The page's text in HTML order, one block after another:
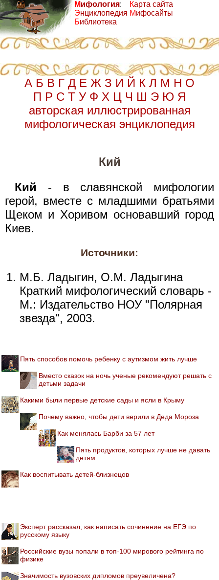
Мифология:
Энциклопедия
Библиотека
Карта сайта
Мифосайты
А Б В Г Д Е Ж З И Й К Л М Н О
П Р С Т У Ф Х Ц Ч Ш Э Ю Я
авторская иллюстрированная
мифологическая энциклопедия
Кий
Кий - в славянской мифологии
герой, вместе с младшими братьями
Щеком и Хоривом основавший город
Киев.
Источники:
М.Б. Ладыгин, О.М. Ладыгина
Краткий мифологический словарь -
М.: Издательство НОУ "Полярная
звезда", 2003.
Пять способов помочь ребенку с аутизмом жить лучше
Вместо сказок на ночь ученые рекомендуют решать с
детьми задачи
Какими были первые детские сады и ясли в Крыму
Почему важно, чтобы дети верили в Деда Мороза
Как менялась Барби за 57 лет
Пять продуктов, которых лучше не давать
детям
Как воспитывать детей-близнецов
Эксперт рассказал, как написать сочинение на ЕГЭ по
русскому языку
Российские вузы попали в топ-100 мирового рейтинга по
физике
Значимость вузовских дипломов преувеличена?